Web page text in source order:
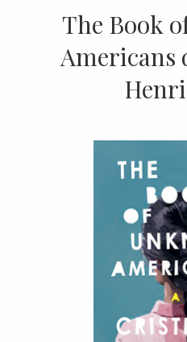
The Book
Americans